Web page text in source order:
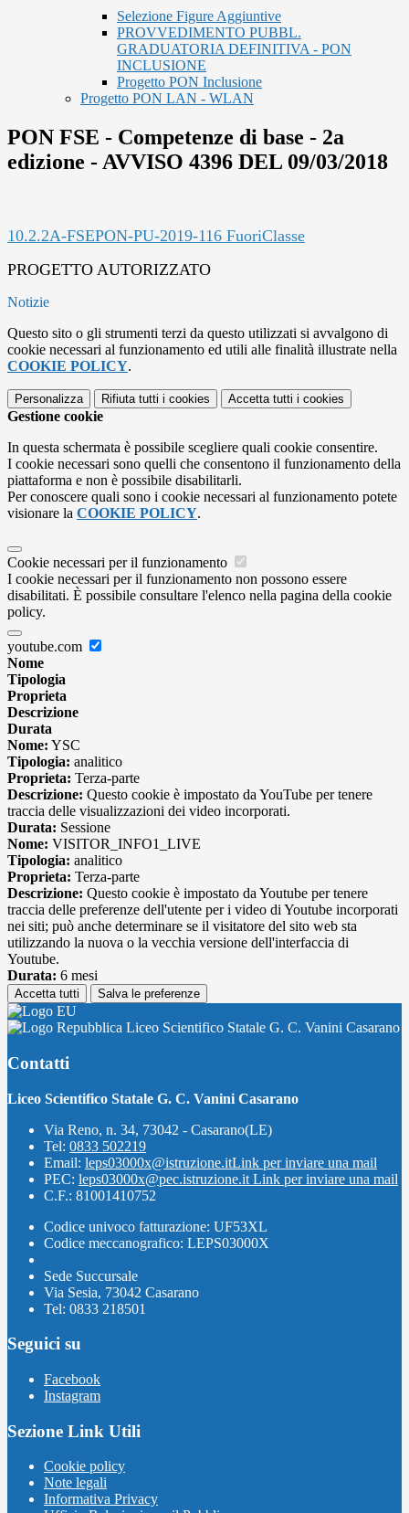
Selezione Figure Aggiuntive
PROVVEDIMENTO PUBBL.
GRADUATORIA DEFINITIVA - PON
INCLUSIONE
Progetto PON Inclusione
Progetto PON LAN - WLAN
PON FSE - Competenze di base - 2a
edizione - AVVISO 4396 DEL 09/03/2018
10.2.2A-FSEPON-PU-2019-116 FuoriClasse
PROGETTO AUTORIZZATO
Notizie
Questo sito o gli strumenti terzi da questo utilizzati si avvalgono di
cookie necessari al funzionamento ed utili alle finalità illustrate nella
COOKIE POLICY.
Personalizza Rifiuta tutti i cookies Accetta tutti i cookies
Gestione cookie
In questa schermata è possibile scegliere quali cookie consentire.
I cookie necessari sono quelli che consentono il funzionamento della
piattaforma e non è possibile disabilitarli.
Per conoscere quali sono i cookie necessari al funzionamento potete
visionare la COOKIE POLICY.
Cookie necessari per il funzionamento
I cookie necessari per il funzionamento non possono essere
disabilitati. È possibile consultare l'elenco nella pagina della cookie
policy.
youtube.com
Nome
Tipologia
Proprieta
Descrizione
Durata
Nome: YSC
Tipologia: analitico
Proprieta: Terza-parte
Descrizione: Questo cookie è impostato da YouTube per tenere
traccia delle visualizzazioni dei video incorporati.
Durata: Sessione
Nome: VISITOR_INFO1_LIVE
Tipologia: analitico
Proprieta: Terza-parte
Descrizione: Questo cookie è impostato da Youtube per tenere
traccia delle preferenze dell'utente per i video di Youtube incorporati
nei siti; può anche determinare se il visitatore del sito web sta
utilizzando la nuova o la vecchia versione dell'interfaccia di
Youtube.
Durata: 6 mesi
Accetta tutti Salva le preferenze
Liceo Scientifico Statale G. C. Vanini Casarano
Contatti
Liceo Scientifico Statale G. C. Vanini Casarano
Via Reno, n. 34, 73042 - Casarano(LE)
Tel: 0833 502219
Email: leps03000x@istruzione.itLink per inviare una mail
PEC: leps03000x@pec.istruzione.it Link per inviare una mail
C.F.: 81001410752
Codice univoco fatturazione: UF53XL
Codice meccanografico: LEPS03000X
Sede Succursale
Via Sesia, 73042 Casarano
Tel: 0833 218501
Seguici su
Facebook
Instagram
Sezione Link Utili
Cookie policy
Note legali
Informativa Privacy